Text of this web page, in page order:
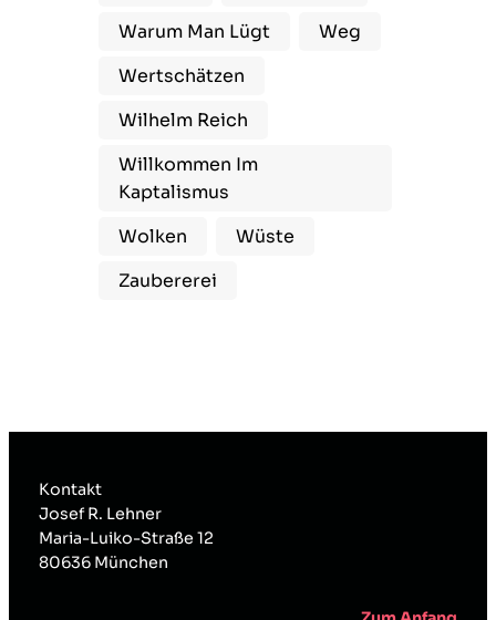
Warum Man Lügt
Weg
Wertschätzen
Wilhelm Reich
Willkommen Im
Kaptalismus
Wolken
Wüste
Zaubererei
Kontakt
Josef R. Lehner
Maria-Luiko-Straße 12
80636 München